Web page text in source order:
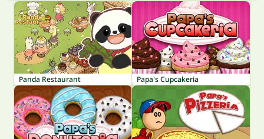
Panda Restaurant Papa's Cupcakeria